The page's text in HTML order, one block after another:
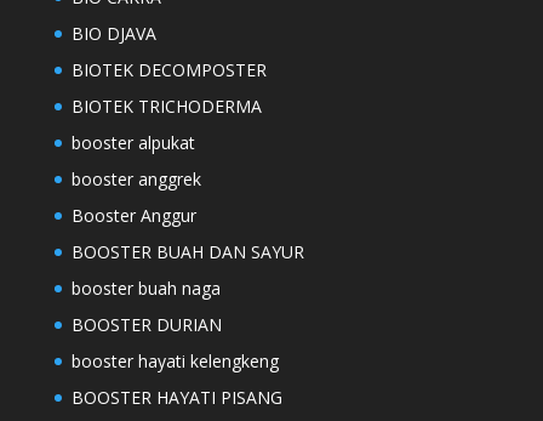
BIO DJAVA
BIOTEK DECOMPOSTER
BIOTEK TRICHODERMA
booster alpukat
booster anggrek
Booster Anggur
BOOSTER BUAH DAN SAYUR
booster buah naga
BOOSTER DURIAN
booster hayati kelengkeng
BOOSTER HAYATI PISANG